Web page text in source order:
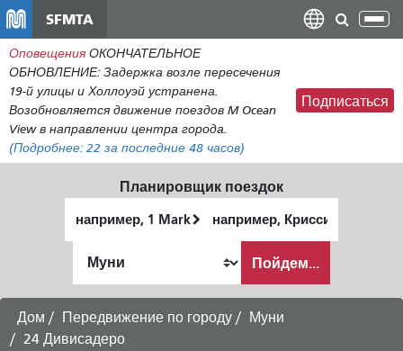
содержанию
SFMTA
Оповещения ОКОНЧАТЕЛЬНОЕ
ОБНОВЛЕНИЕ: Задержка возле пересечения
19-й улицы и Холлоуэй устранена.
Возобновляется движение поездов M Ocean
View в направлении центра города.
(Подробнее: 22 за последние 48 часов)
Подписаться
Планировщик поездок
местоположение
окончания
хочу
путешествовать
Пойдем...
Дом Передвижение по городу
Муни
24 Дивисадеро